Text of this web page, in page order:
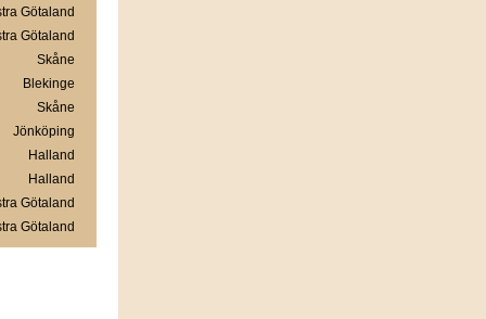
Götaland
Götaland
Skåne
Blekinge
Skåne
Jönköping
Halland
Halland
Götaland
Götaland